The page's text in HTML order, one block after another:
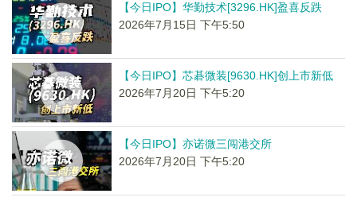
【今日IPO】华勤技术[3296.HK]盈喜反跌
2026年7月15日 下午5:50
【今日IPO】芯碁微装[9630.HK]创上市新低
2026年7月20日 下午5:20
【今日IPO】亦诺微三闯港交所
2026年7月20日 下午5:20